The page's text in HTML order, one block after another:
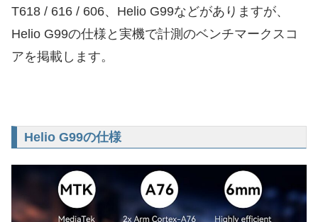
T618 / 616 / 606、Helio G99などがありますが、
Helio G99の仕様と実機で計測のベンチマークスコ
アを掲載します。
Helio G99の仕様